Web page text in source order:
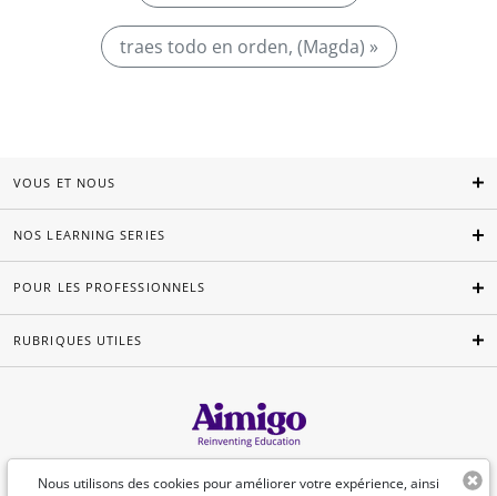
traes todo en orden, (Magda) »
Nous utilisons des cookies pour améliorer votre expérience, ainsi
VOUS ET NOUS
NOS LEARNING SERIES
POUR LES PROFESSIONNELS
RUBRIQUES UTILES
Français